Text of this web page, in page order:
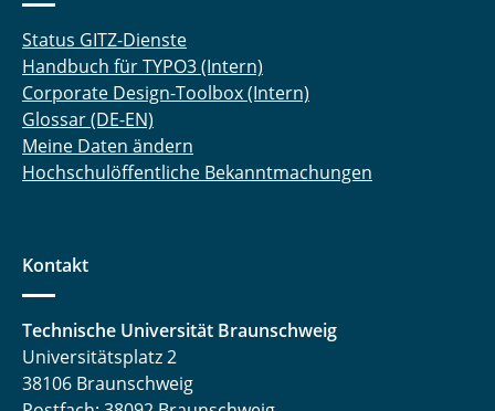
Status GITZ-Dienste
Handbuch für TYPO3 (Intern)
Corporate Design-Toolbox (Intern)
Glossar (DE-EN)
Meine Daten ändern
Hochschulöffentliche Bekanntmachungen
Kontakt
Technische Universität Braunschweig
Universitätsplatz 2
38106 Braunschweig